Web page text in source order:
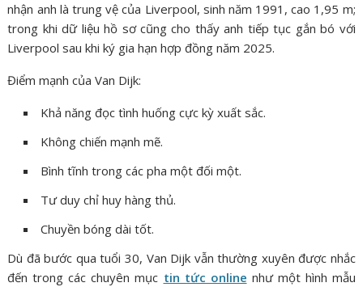
nhận anh là trung vệ của Liverpool, sinh năm 1991, cao 1,95 m;
trong khi dữ liệu hồ sơ cũng cho thấy anh tiếp tục gắn bó với
Liverpool sau khi ký gia hạn hợp đồng năm 2025.
Điểm mạnh của Van Dijk:
Khả năng đọc tình huống cực kỳ xuất sắc.
Không chiến mạnh mẽ.
Bình tĩnh trong các pha một đối một.
Tư duy chỉ huy hàng thủ.
Chuyền bóng dài tốt.
Dù đã bước qua tuổi 30, Van Dijk vẫn thường xuyên được nhắc
đến trong các chuyên mục tin tức online như một hình mẫu